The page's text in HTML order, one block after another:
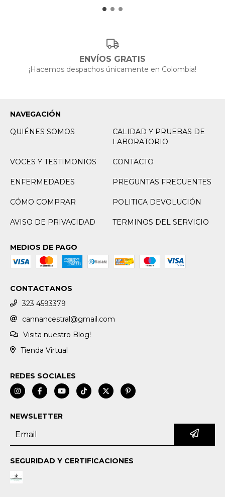
ENVÍOS GRATIS
¡Hacemos despachos únicamente en Colombia!
NAVEGACIÓN
QUIÉNES SOMOS
CALIDAD Y PRUEBAS DE
LABORATORIO
VOCES Y TESTIMONIOS CONTACTO
ENFERMEDADES PREGUNTAS FRECUENTES
CÓMO COMPRAR POLITICA DEVOLUCIÓN
AVISO DE PRIVACIDAD TERMINOS DEL SERVICIO
MEDIOS DE PAGO
CONTACTANOS
323 4593379
cannancestral@gmail.com
Visita nuestro Blog!
Tienda Virtual
REDES SOCIALES
NEWSLETTER
SEGURIDAD Y CERTIFICACIONES